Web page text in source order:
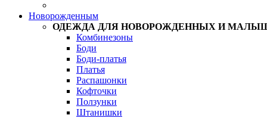
Новорожденным
ОДЕЖДА ДЛЯ НОВОРОЖДЕННЫХ И
Комбинезоны
Боди
Боди-платья
Платья
Распашонки
Кофточки
Ползунки
Штанишки